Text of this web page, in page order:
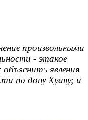
произвольными
- этакое
явления
по дону Хуану; и